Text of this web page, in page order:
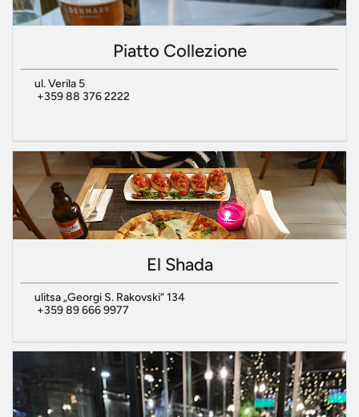
Piatto Collezione
ul. Verila 5
+359 88 376 2222
El Shada
ulitsa „Georgi S. Rakovski“ 134
+359 89 666 9977